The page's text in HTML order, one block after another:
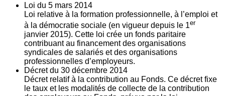
Loi du 5 mars 2014
Loi relative à la formation professionnelle, à l’emploi et
à la démocratie sociale (en vigueur depuis le 1er
janvier 2015). Cette loi crée un fonds paritaire
contribuant au financement des organisations
syndicales de salariés et des organisations
professionnelles d’employeurs.
Décret du 30 décembre 2014
Décret relatif à la contribution au Fonds. Ce décret fixe
le taux et les modalités de collecte de la contribution